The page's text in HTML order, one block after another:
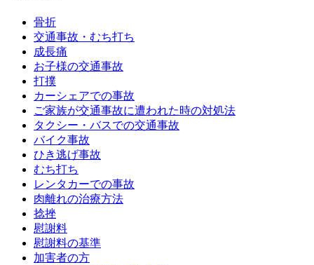
骨折
交通事故・むち打ち
成長痛
お子様の交通事故
打撲
カーシェアでの事故
ご家族が交通事故に遭われた時の対処法
タクシー・バスでの交通事故
バイク事故
ひき逃げ事故
むち打ち
レンタカーでの事故
肉離れの治療方法
捻挫
慰謝料
慰謝料の基準
加害者の方